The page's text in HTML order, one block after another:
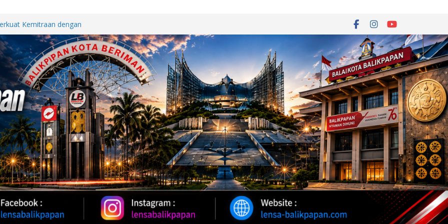
Kemitraan dengan
Melalui Silaturahmi dan
POLDA KALTIM
KEBUGARAN PERSONEL
Provinsi Jawa Tengah Jajaki
Oil 2026, Kapolda Kaltim
Karhutla
DI JALAN PATTIMURA
WARGA MINTA SEGERA